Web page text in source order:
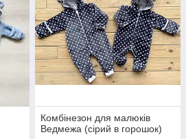
Комбінезон для малюків
Ведмежа (сірий в горошок)